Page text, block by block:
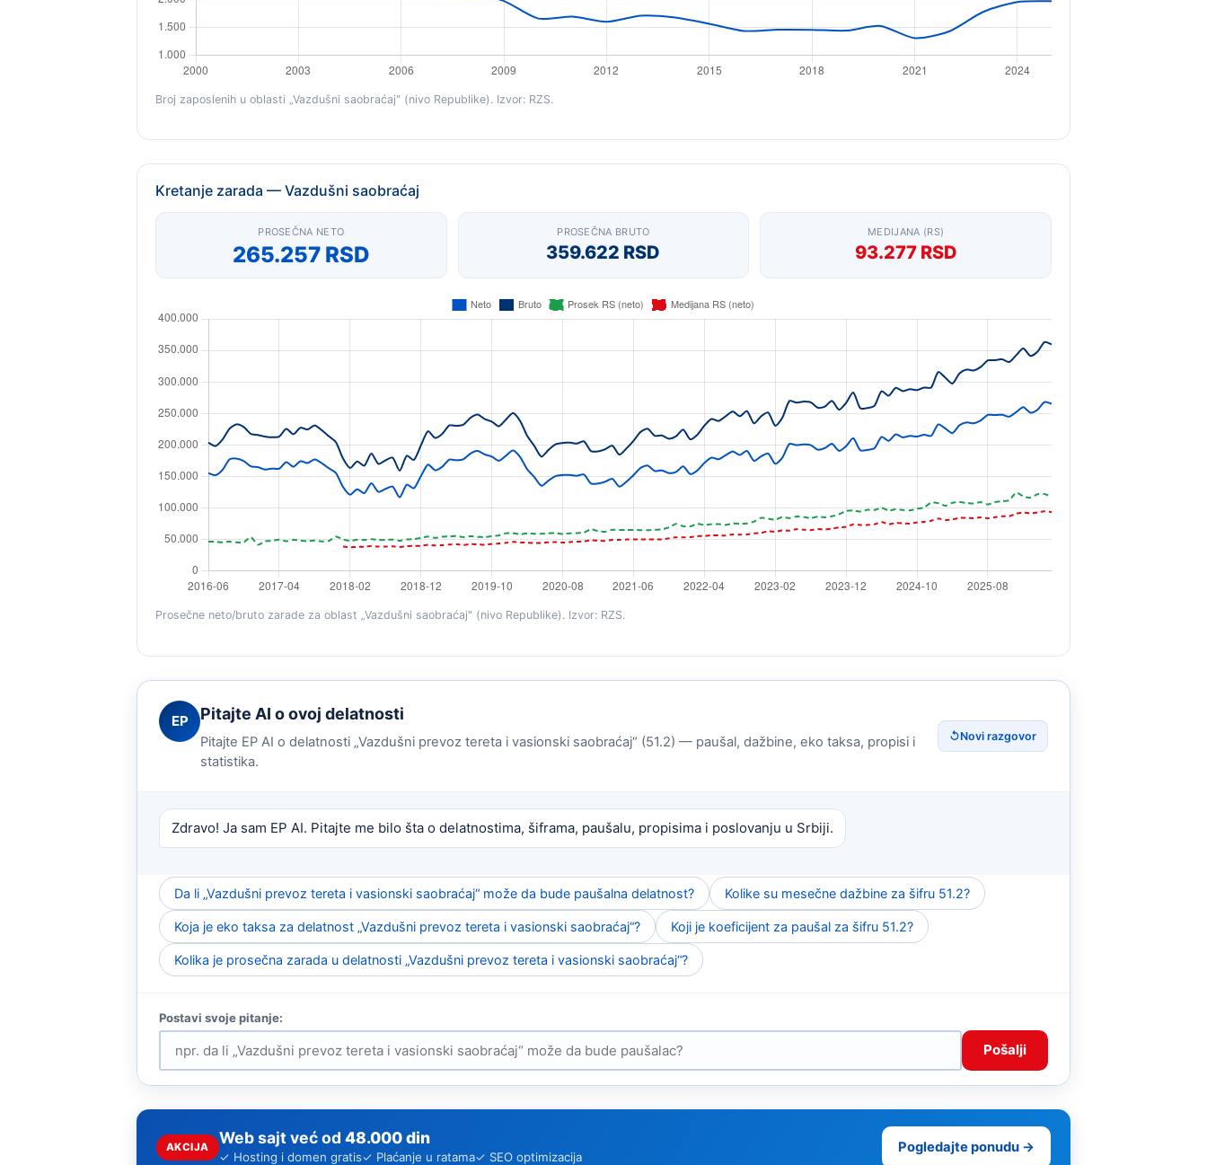
Broj zaposlenih u oblasti „Vazdušni saobraćaj" (nivo Republike). Izvor: RZS.
Kretanje zarada — Vazdušni saobraćaj
PROSEČNA NETO
265.257 RSD
PROSEČNA BRUTO
359.622 RSD
MEDIJANA (RS)
93.277 RSD
Prosečne neto/bruto zarade za oblast „Vazdušni saobraćaj" (nivo Republike). Izvor: RZS.
EP Pitajte AI o ovoj delatnosti
Pitajte EP AI o delatnosti „Vazdušni prevoz tereta i vasionski saobraćaj“ (51.2) — paušal, dažbine, eko taksa, propisi i
statistika.
↺Novi razgovor
Zdravo! Ja sam EP AI. Pitajte me bilo šta o delatnostima, šiframa, paušalu, propisima i poslovanju u Srbiji.
Da li „Vazdušni prevoz tereta i vasionski saobraćaj“ može da bude paušalna delatnost? Kolike su mesečne dažbine za šifru 51.2?
Koja je eko taksa za delatnost „Vazdušni prevoz tereta i vasionski saobraćaj“? Koji je koeficijent za paušal za šifru 51.2?
Kolika je prosečna zarada u delatnosti „Vazdušni prevoz tereta i vasionski saobraćaj“?
Pošalji
AKCIJA Web sajt već od 48.000 din
✓ Hosting i domen gratis✓ Plaćanje u ratama✓ SEO optimizacija
Pogledajte ponudu →